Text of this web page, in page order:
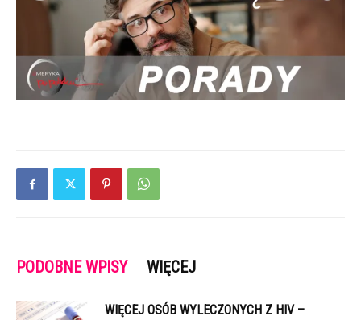
PODOBNE WPISY WIĘCEJ
WIĘCEJ OSÓB WYLECZONYCH Z HIV –